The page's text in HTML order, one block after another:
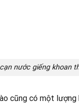
nước giếng khoan
cũng có một